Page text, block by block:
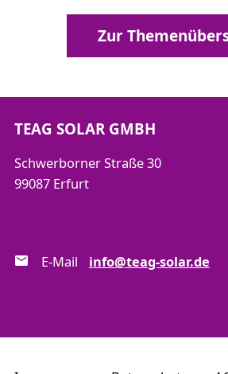
Zur
TEAG SOLAR GMBH
Schwerborner Straße 30
99087 Erfurt
E-Mail info@teag-solar.de